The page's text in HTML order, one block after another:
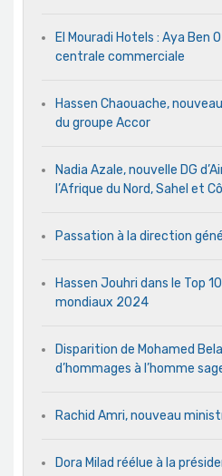
El Mouradi Hotels : Aya Ben
centrale commerciale
Hassen Chaouache,
du groupe Accor
Nadia Azale, nouvelle DG
l’Afrique du Nord, Sahel et
Passation à la direction
Hassen Jouhri dans le Top
mondiaux 2024
Disparition de Mohamed
d’hommages à l’homme
Rachid Amri, nouveau
Dora Milad réélue à la